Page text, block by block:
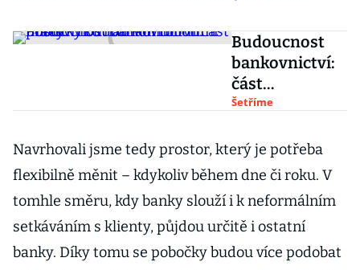
Budoucnost
bankovnictví:
část
pracovníků
Pobočky
budou
místy
Šetříme
Navrhovali jsme tedy prostor, který je potřeba
flexibilně měnit – kdykoliv během dne či roku. V
tomhle směru, kdy banky slouží i k neformálním
setkáváním s klienty, půjdou určitě i ostatní
banky. Díky tomu se pobočky budou více podobat